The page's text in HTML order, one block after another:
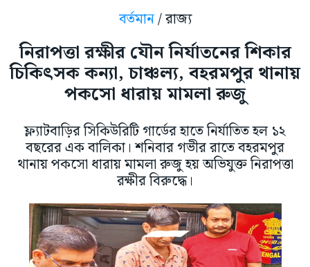
বর্তমান/ রাজ্য
নিরাপত্তা রক্ষীর যৌন নির্যাতনের শিকার
চিকিৎসক কন্যা, চাঞ্চল্য, বহরমপুর থানায়
পকসো ধারায় মামলা রুজু
ফ্ল্যাটবাড়ির সিকিউরিটি গার্ডের হাতে নির্যাতিত হল ১২
বছরের এক বালিকা। শনিবার গভীর রাতে বহরমপুর
থানায় পকসো ধারায় মামলা রুজু হয় অভিযুক্ত নিরাপত্তা
রক্ষীর বিরুদ্ধে।